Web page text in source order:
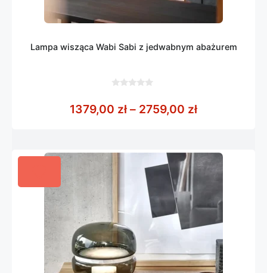
Lampa wisząca Wabi Sabi z jedwabnym abażurem
5
1379,00 zł – 2759,00 złZakres cen: